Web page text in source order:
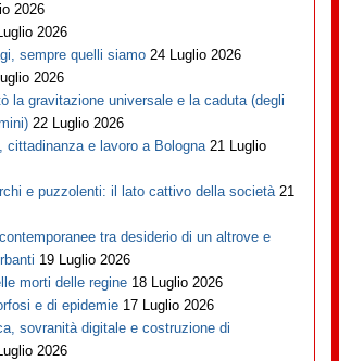
2026
2026
sempre quelli siamo 24 Luglio 2026
2026
la gravitazione universale e la caduta (degli
22 Luglio 2026
cittadinanza e lavoro a Bologna 21 Luglio
e puzzolenti: il lato cattivo della società 21
tra desiderio di un altrove e
19 Luglio 2026
morti delle regine 18 Luglio 2026
e di epidemie 17 Luglio 2026
sovranità digitale e costruzione di
2026